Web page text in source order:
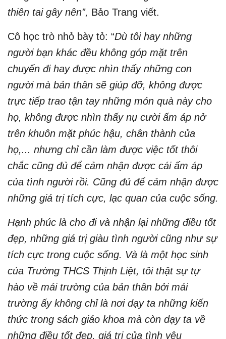
thiên tai gây nên”, Bảo Trang viết.
Cô học trò nhỏ bày tỏ: “Dù tôi hay những
người bạn khác đều không góp mặt trên
chuyến đi hay được nhìn thấy những con
người mà bản thân sẽ giúp đỡ, không được
trực tiếp trao tận tay những món quà này cho
họ, không được nhìn thấy nụ cười ấm áp nở
trên khuôn mặt phúc hậu, chân thành của
họ,... nhưng chỉ cần làm được việc tốt thôi
chắc cũng đủ để cảm nhận được cái ấm áp
của tình người rồi. Cũng đủ để cảm nhận được
những giá trị tích cực, lạc quan của cuộc sống.
Hạnh phúc là cho đi và nhận lại những điều tốt
đẹp, những giá trị giàu tình người cũng như sự
tích cực trong cuộc sống. Và là một học sinh
của Trường THCS Thịnh Liệt, tôi thật sự tự
hào về mái trường của bản thân bởi mái
trường ấy không chỉ là nơi dạy ta những kiến
thức trong sách giáo khoa mà còn dạy ta về
những điều tốt đẹp, giá trị của tình yêu